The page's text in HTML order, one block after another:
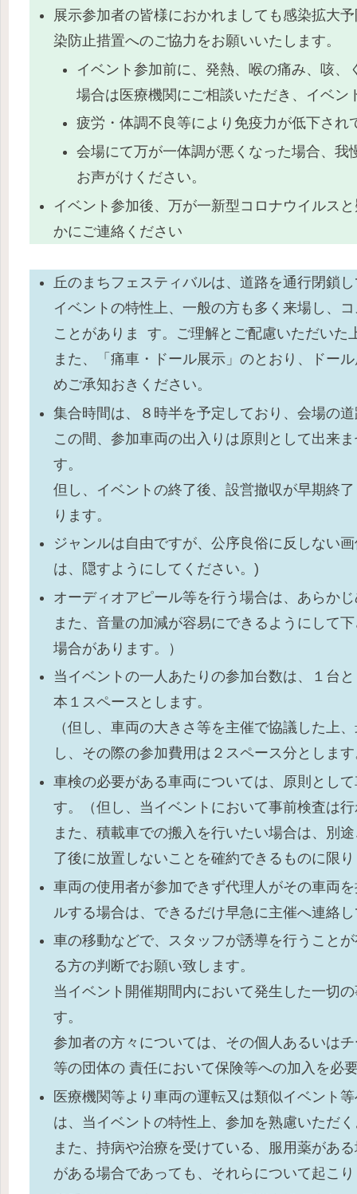
展示参加者の皆様におかれましても感染拡大
染防止措置へのご協力をお願いいたします。
イベント参加前に、発熱、喉の痛み、咳
場合は医療機関にご相談いただき、イベン
疲労・体調不良等により免疫力が低下さ
会場にて万が一体調が悪くなった場合、
お声がけください。
イベント参加後、万が一新型コロナウイルス
かにご連絡ください
丘のまちフェスティバルは、道路を通行閉鎖
イベントの特性上、一般の方も多く来場し、
ことがありま す。ご理解とご配慮いただいた
また、「痛車・ドール展示」のとおり、ドー
めご承知おきください。
集合時間は、８時半を予定しており、会場の
この間、参加車両の出入りは原則として出来
す。
但し、イベントの終了後、設営撤収が早期終
ります。
ジャンルは自由ですが、公序良俗に反しない
は、隠すようにしてください。)
オーディオアピール等を行う場合は、あらか
また、音量の加減が容易にできるようにして
場合があります。）
当イベントの一人あたりの参加台数は、１台
本１スペースとします。
（但し、車両の大きさ等を主催で協議した上
し、その際の参加費用は２スペース分としま
車検の必要がある車両については、原則とし
す。（但し、当イベントにおいて事前検査は
また、積載車での搬入を行いたい場合は、別
了後に放置しないことを確約できるものに限
車両の使用者が参加できず代理人がその車両
ルする場合は、できるだけ早急に主催へ連絡
車の移動などで、スタッフが誘導を行うこと
る方の判断でお願い致します。
当イベント開催期間内において発生した一切
す。
参加者の方々については、その個人あるいは
等の団体の 責任において保険等への加入を必
医療機関等より車両の運転又は類似イベント
は、当イベントの特性上、参加を熟慮いただ
また、持病や治療を受けている、服用薬があ
がある場合であっても、それらについて起こ